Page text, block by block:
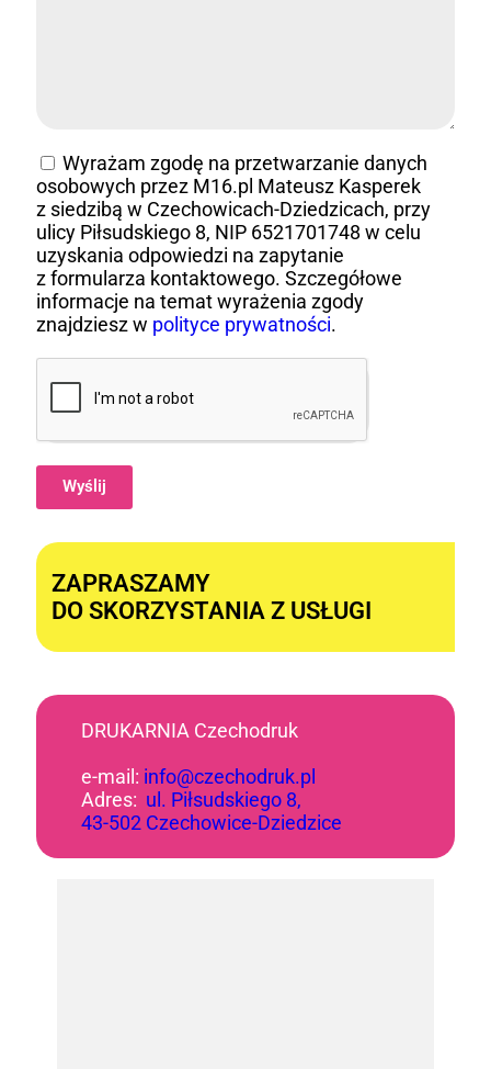
Wyrażam zgodę na przetwarzanie danych
osobowych przez M16.pl Mateusz Kasperek
z siedzibą w Czechowicach-Dziedzicach, przy
ulicy Piłsudskiego 8, NIP 6521701748 w celu
uzyskania odpowiedzi na zapytanie
z formularza kontaktowego. Szczegółowe
informacje na temat wyrażenia zgody
znajdziesz w polityce prywatności.
Wyślij
ZAPRASZAMY
DO SKORZYSTANIA Z USŁUGI
DRUKARNIA Czechodruk
e-mail: info@czechodruk.pl
Adres: ul. Piłsudskiego 8,
43-502 Czechowice-Dziedzice